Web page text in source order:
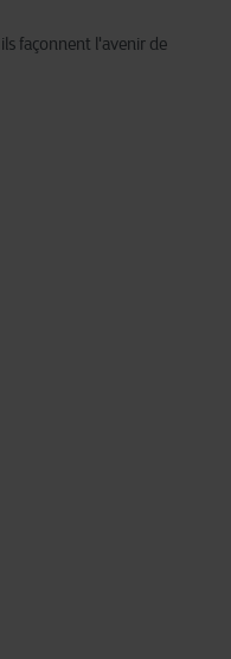
façonnent l'avenir de